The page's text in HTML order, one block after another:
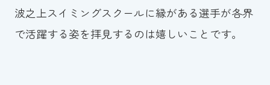
波之上スイミングスクールに縁がある選手が各界
で活躍する姿を拝見するのは嬉しいことです。